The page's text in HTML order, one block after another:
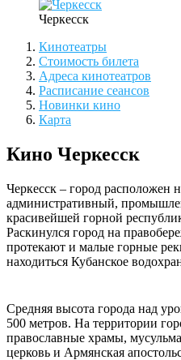
Черкесск
Кинотеатры
Стоимость билета
Адреса кинотеатров
Расписание сеансов
Новинки кино
Карта
Кино Черкесск
Черкесск – город расположен
административный,
красивейшей горной
Раскинулся город на
протекают и малые горные
находиться Кубанское
Средняя высота города над
500 метров. На территории
православные храмы,
церковь и Армянская